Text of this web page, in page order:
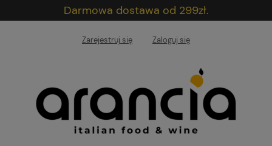
Darmowa dostawa od 299zł.
Zarejestruj się Zaloguj się